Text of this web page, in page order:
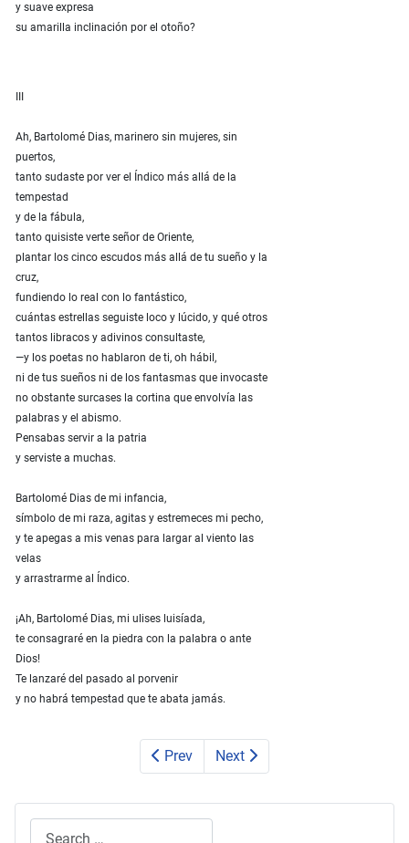
y suave expresa
su amarilla inclinación por el otoño?
Ah, Bartolomé Dias, marinero sin mujeres, sin
puertos,
tanto sudaste por ver el Índico más allá de la
tempestad
y de la fábula,
tanto quisiste verte señor de Oriente,
plantar los cinco escudos más allá de tu sueño y la
cruz,
fundiendo lo real con lo fantástico,
cuántas estrellas seguiste loco y lúcido, y qué otros
tantos libracos y adivinos consultaste,
—y los poetas no hablaron de ti, oh hábil,
ni de tus sueños ni de los fantasmas que invocaste
no obstante surcases la cortina que envolvía las
palabras y el abismo.
Pensabas servir a la patria
y serviste a muchas.
Bartolomé Dias de mi infancia,
símbolo de mi raza, agitas y estremeces mi pecho,
y te apegas a mis venas para largar al viento las
velas
y arrastrarme al Índico.
¡Ah, Bartolomé Dias, mi ulises luisíada,
te consagraré en la piedra con la palabra o ante
Dios!
Te lanzaré del pasado al porvenir
y no habrá tempestad que te abata jamás.
Prev Next